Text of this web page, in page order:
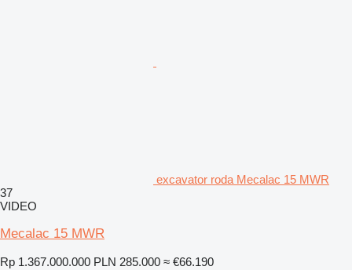
excavator roda Mecalac 15 MWR
37
VIDEO
Mecalac 15 MWR
Rp 1.367.000.000 PLN 285.000 ≈ €66.190